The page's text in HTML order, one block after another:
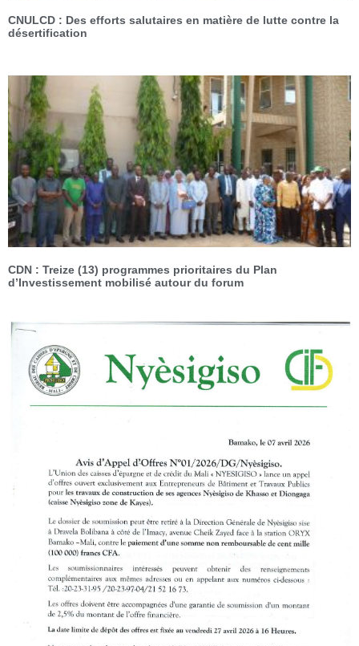
CNULCD : Des efforts salutaires en matière de lutte contre la
désertification
CDN : Treize (13) programmes prioritaires du Plan
d’Investissement mobilisé autour du forum